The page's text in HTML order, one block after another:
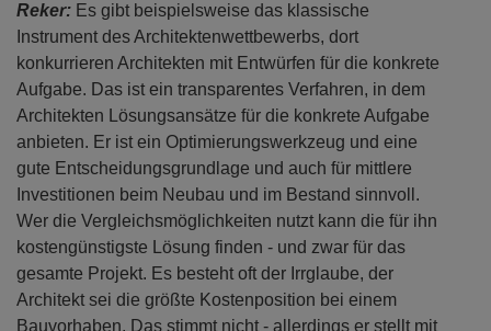
Reker: Es gibt beispielsweise das klassische
Instrument des Architektenwettbewerbs, dort
konkurrieren Architekten mit Entwürfen für die konkrete
Aufgabe. Das ist ein transparentes Verfahren, in dem
Architekten Lösungsansätze für die konkrete Aufgabe
anbieten. Er ist ein Optimierungswerkzeug und eine
gute Entscheidungsgrundlage und auch für mittlere
Investitionen beim Neubau und im Bestand sinnvoll.
Wer die Vergleichsmöglichkeiten nutzt kann die für ihn
kostengünstigste Lösung finden - und zwar für das
gesamte Projekt. Es besteht oft der Irrglaube, der
Architekt sei die größte Kostenposition bei einem
Bauvorhaben. Das stimmt nicht - allerdings er stellt mit